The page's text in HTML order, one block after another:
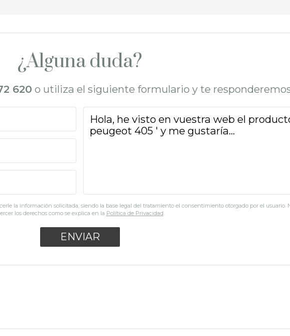
¿Alguna duda?
620 o utiliza el siguiente formulario y te
la información solicitada, siendo la base legal del tratamiento el consentimiento otorgado por el usuario.
los derechos como se explica en la Política de Privacidad